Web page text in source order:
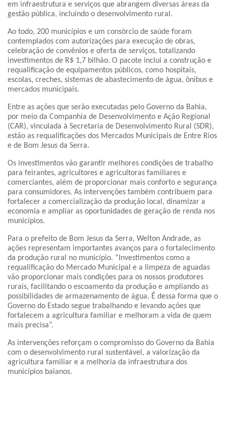
em infraestrutura e serviços que abrangem diversas áreas da
gestão pública, incluindo o desenvolvimento rural.
Ao todo, 200 municípios e um consórcio de saúde foram
contemplados com autorizações para execução de obras,
celebração de convênios e oferta de serviços, totalizando
investimentos de R$ 1,7 bilhão. O pacote inclui a construção e
requalificação de equipamentos públicos, como hospitais,
escolas, creches, sistemas de abastecimento de água, ônibus e
mercados municipais.
Entre as ações que serão executadas pelo Governo da Bahia,
por meio da Companhia de Desenvolvimento e Ação Regional
(CAR), vinculada à Secretaria de Desenvolvimento Rural (SDR),
estão as requalificações dos Mercados Municipais de Entre Rios
e de Bom Jesus da Serra.
Os investimentos vão garantir melhores condições de trabalho
para feirantes, agricultores e agricultoras familiares e
comerciantes, além de proporcionar mais conforto e segurança
para consumidores. As intervenções também contribuem para
fortalecer a comercialização da produção local, dinamizar a
economia e ampliar as oportunidades de geração de renda nos
municípios.
Para o prefeito de Bom Jesus da Serra, Welton Andrade, as
ações representam importantes avanços para o fortalecimento
da produção rural no município. “Investimentos como a
requalificação do Mercado Municipal e a limpeza de aguadas
vão proporcionar mais condições para os nossos produtores
rurais, facilitando o escoamento da produção e ampliando as
possibilidades de armazenamento de água. É dessa forma que o
Governo do Estado segue trabalhando e levando ações que
fortalecem a agricultura familiar e melhoram a vida de quem
mais precisa”.
As intervenções reforçam o compromisso do Governo da Bahia
com o desenvolvimento rural sustentável, a valorização da
agricultura familiar e a melhoria da infraestrutura dos
municípios baianos.